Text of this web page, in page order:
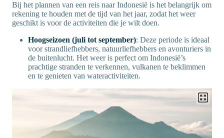
Bij het plannen van een reis naar Indonesië is het belangrijk om
rekening te houden met de tijd van het jaar, zodat het weer
geschikt is voor de activiteiten die je wilt doen.
Hoogseizoen (juli tot september): Deze periode is ideaal
voor strandliefhebbers, natuurliefhebbers en avonturiers in
de buitenlucht. Het weer is perfect om Indonesië’s
prachtige stranden te verkennen, vulkanen te beklimmen
en te genieten van wateractiviteiten.